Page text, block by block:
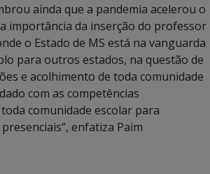
ainda que a pandemia acelerou o
importância da inserção do professor
o Estado de MS está na vanguarda
para outros estados, na questão de
e acolhimento de toda comunidade
com as competências
comunidade escolar para
enfatiza Paim